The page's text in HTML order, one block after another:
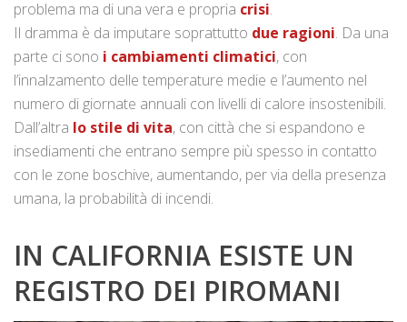
problema ma di una vera e propria crisi.
Il dramma è da imputare soprattutto due ragioni. Da una
parte ci sono i cambiamenti climatici, con
l’innalzamento delle temperature medie e l’aumento nel
numero di giornate annuali con livelli di calore insostenibili.
Dall’altra lo stile di vita, con città che si espandono e
insediamenti che entrano sempre più spesso in contatto
con le zone boschive, aumentando, per via della presenza
umana, la probabilità di incendi.
IN CALIFORNIA ESISTE UN
REGISTRO DEI PIROMANI